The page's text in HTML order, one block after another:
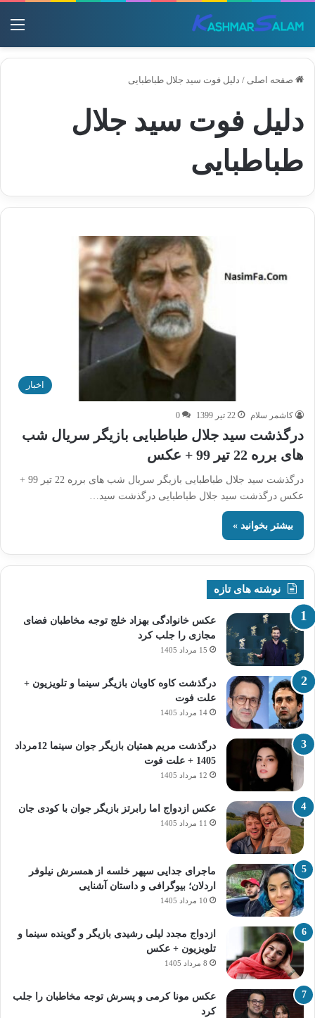
صفحه اصلی / دلیل فوت سید جلال طباطبایی
دلیل فوت سید جلال
طباطبایی
اخبار
کاشمر سلام 22 تیر 1399 0
درگذشت سید جلال طباطبایی بازیگر سریال شب
های برره 22 تیر 99 + عکس
درگذشت سید جلال طباطبایی بازیگر سریال شب های برره 22 تیر 99 +
عکس درگذشت سید جلال طباطبایی درگذشت سید…
بیشتر بخوانید »
نوشته های تازه
عکس خانوادگی بهزاد خلج توجه مخاطبان فضای
مجازی را جلب کرد
15 مرداد 1405
درگذشت کاوه کاویان بازیگر سینما و تلویزیون +
علت فوت
14 مرداد 1405
درگذشت مریم همتیان بازیگر جوان سینما 12مرداد
1405 + علت فوت
12 مرداد 1405
عکس ازدواج اما رابرتز بازیگر جوان با کودی جان
11 مرداد 1405
ماجرای جدایی سپهر خلسه از همسرش نیلوفر
اردلان؛ بیوگرافی و داستان آشنایی
10 مرداد 1405
ازدواج مجدد لیلی رشیدی بازیگر و گوینده سینما و
تلویزیون + عکس
8 مرداد 1405
عکس مونا کرمی و پسرش توجه مخاطبان را جلب
کرد